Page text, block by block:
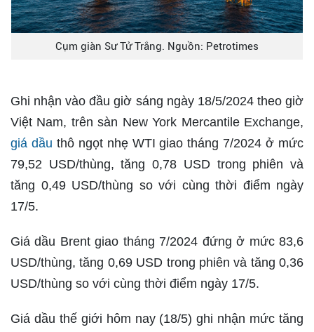
Cụm giàn Sư Tử Trắng. Nguồn: Petrotimes
Ghi nhận vào đầu giờ sáng ngày 18/5/2024 theo giờ
Việt Nam, trên sàn New York Mercantile Exchange,
giá dầu thô ngọt nhẹ WTI giao tháng 7/2024 ở mức
79,52 USD/thùng, tăng 0,78 USD trong phiên và
tăng 0,49 USD/thùng so với cùng thời điểm ngày
17/5.
Giá dầu Brent giao tháng 7/2024 đứng ở mức 83,6
USD/thùng, tăng 0,69 USD trong phiên và tăng 0,36
USD/thùng so với cùng thời điểm ngày 17/5.
Giá dầu thế giới hôm nay (18/5) ghi nhận mức tăng